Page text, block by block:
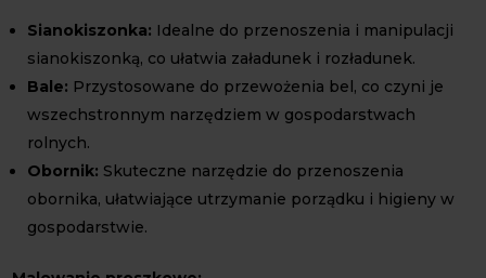
Sianokiszonka: Idealne do przenoszenia i manipulacji
sianokiszonką, co ułatwia załadunek i rozładunek.
Bale: Przystosowane do przewożenia bel, co czyni je
wszechstronnym narzędziem w gospodarstwach
rolnych.
Obornik: Skuteczne narzędzie do przenoszenia
obornika, ułatwiające utrzymanie porządku i higieny w
gospodarstwie.